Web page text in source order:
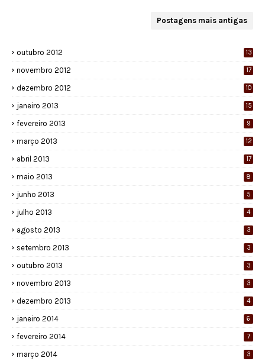
Postagens mais antigas
outubro 2012 13
novembro 2012 17
dezembro 2012 10
janeiro 2013 15
fevereiro 2013 9
março 2013 12
abril 2013 17
maio 2013 8
junho 2013 5
julho 2013 4
agosto 2013 3
setembro 2013 3
outubro 2013 3
novembro 2013 3
dezembro 2013 4
janeiro 2014 6
fevereiro 2014 7
março 2014 3